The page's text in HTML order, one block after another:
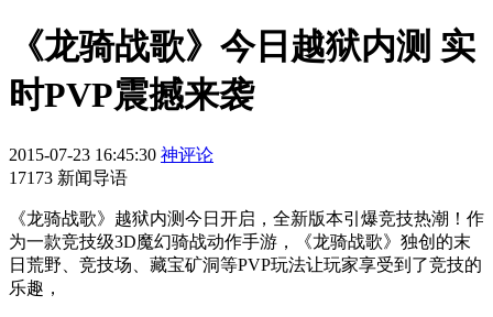
《龙骑战歌》今日越狱内测 实
时PVP震撼来袭
2015-07-23 16:45:30 神评论
17173 新闻导语
《龙骑战歌》越狱内测今日开启，全新版本引爆竞技热潮！作
为一款竞技级3D魔幻骑战动作手游，《龙骑战歌》独创的末
日荒野、竞技场、藏宝矿洞等PVP玩法让玩家享受到了竞技的
乐趣，